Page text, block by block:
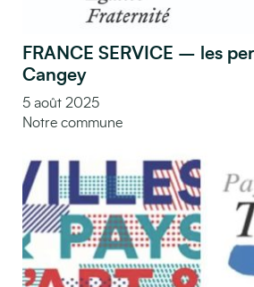
FRANCE SERVICE – les
Cangey
5 août 2025
Notre commune